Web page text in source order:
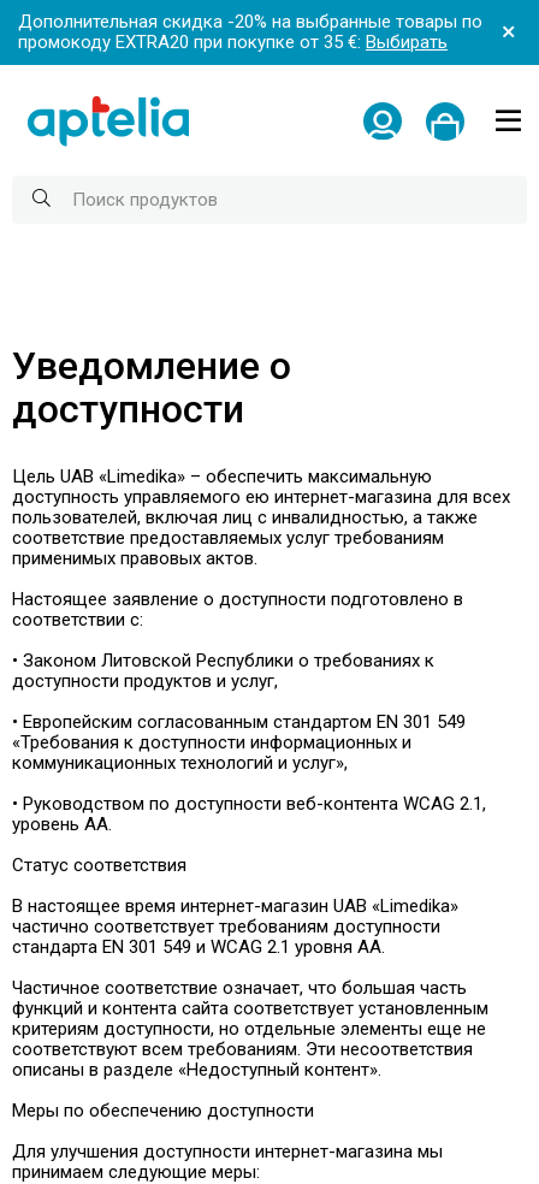
Дополнительная скидка -20% на выбранные товары по
промокоду EXTRA20 при покупке от 35 €: Выбирать
Уведомление о
доступности
Цель UAB «Limedika» – обеспечить максимальную
доступность управляемого ею интернет-магазина для всех
пользователей, включая лиц с инвалидностью, а также
соответствие предоставляемых услуг требованиям
применимых правовых актов.
Настоящее заявление о доступности подготовлено в
соответствии с:
• Законом Литовской Республики о требованиях к
доступности продуктов и услуг,
• Европейским согласованным стандартом EN 301 549
«Требования к доступности информационных и
коммуникационных технологий и услуг»,
• Руководством по доступности веб-контента WCAG 2.1,
уровень AA.
Статус соответствия
В настоящее время интернет-магазин UAB «Limedika»
частично соответствует требованиям доступности
стандарта EN 301 549 и WCAG 2.1 уровня AA.
Частичное соответствие означает, что большая часть
функций и контента сайта соответствует установленным
критериям доступности, но отдельные элементы еще не
соответствуют всем требованиям. Эти несоответствия
описаны в разделе «Недоступный контент».
Меры по обеспечению доступности
Для улучшения доступности интернет-магазина мы
принимаем следующие меры: